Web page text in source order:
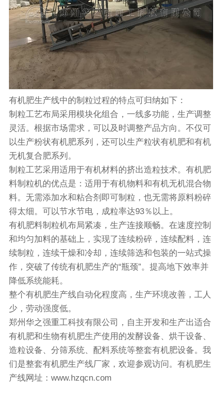
有机肥生产线中的制粒过程的特点可归纳如下：
制粒工艺布局采用模块化组合，一线多功能，生产调整
灵活。根据市场需求，可以及时调整产品方向。不仅可
以生产粉状有机肥系列，还可以生产粒状有机肥和有机
无机复合肥系列。
制粒工艺采用适用于有机材料的挤出造粒技术。有机肥
料制粒机的优点是：适用于有机物料和有机无机混合物
料。无需添加水和粘合剂即可制粒，也无需将原料粉碎
得太细。可以节水节电，成粒率达93％以上。
有机肥料制粒机布局紧凑，生产连接顺畅。在速度控制
和均匀加料的基础上，实现了连续粉碎，连续配料，连
续制粒，连续干燥和冷却，连续筛选和包装的一站式操
作，突破了传统有机肥生产的“瓶颈”。提高地下效率并
降低系统能耗。
整个有机肥生产线自动化程度高，生产环境改善，工人
少，劳动强度低。
郑州华之强重工科技有限公司，自主开发和生产出适合
有机肥和生物有机肥生产使用的发酵设备、烘干设备、
造粒设备、分筛系统、配料系统等整套有机肥设备。我
们是整套有机肥生产线厂家，欢迎参观访问。有机肥生
产线网址： www.hzqcn.com